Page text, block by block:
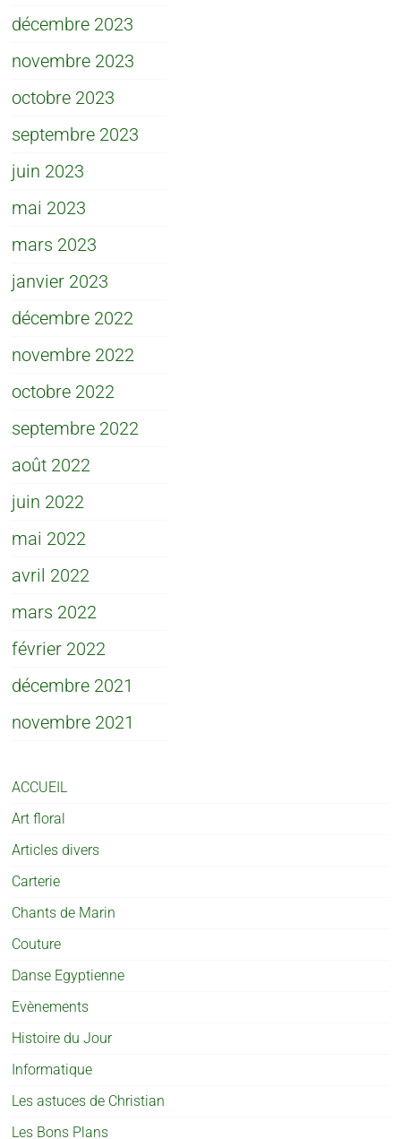
décembre 2023
novembre 2023
octobre 2023
septembre 2023
juin 2023
mai 2023
mars 2023
janvier 2023
décembre 2022
novembre 2022
octobre 2022
septembre 2022
août 2022
juin 2022
mai 2022
avril 2022
mars 2022
février 2022
décembre 2021
novembre 2021
ACCUEIL
Art floral
Articles divers
Carterie
Chants de Marin
Couture
Danse Egyptienne
Evènements
Histoire du Jour
Informatique
Les astuces de Christian
Les Bons Plans